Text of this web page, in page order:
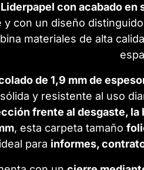
con acabado en
con un diseño
materiales de alta
de 1,9 mm de
y resistente al uso
frente al desgaste, la
, esta carpeta tamaño
para informes,